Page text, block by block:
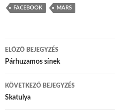
FACEBOOK MARS
Bejegyzés navigáció
ELŐZŐ BEJEGYZÉS
Párhuzamos sínek
KÖVETKEZŐ BEJEGYZÉS
Skatulya